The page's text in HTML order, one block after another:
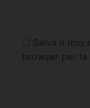
Salva il mio
browser per la